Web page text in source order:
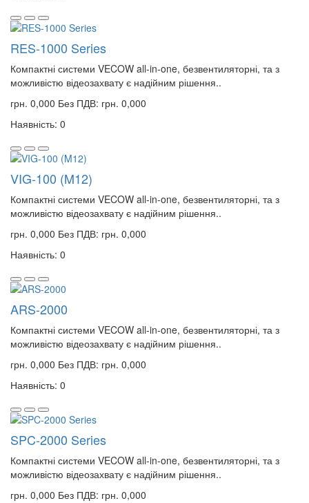
RES-1000 Series
Компактні системи VECOW all-in-one, безвентиляторні, та з
можливістю відеозахвату є надійним рішення..
грн. 0,000 Без ПДВ: грн. 0,000
Наявність: 0
VIG-100 (M12)
Компактні системи VECOW all-in-one, безвентиляторні, та з
можливістю відеозахвату є надійним рішення..
грн. 0,000 Без ПДВ: грн. 0,000
Наявність: 0
ARS-2000
Компактні системи VECOW all-in-one, безвентиляторні, та з
можливістю відеозахвату є надійним рішення..
грн. 0,000 Без ПДВ: грн. 0,000
Наявність: 0
SPC-2000 Series
Компактні системи VECOW all-in-one, безвентиляторні, та з
можливістю відеозахвату є надійним рішення..
грн. 0,000 Без ПДВ: грн. 0,000